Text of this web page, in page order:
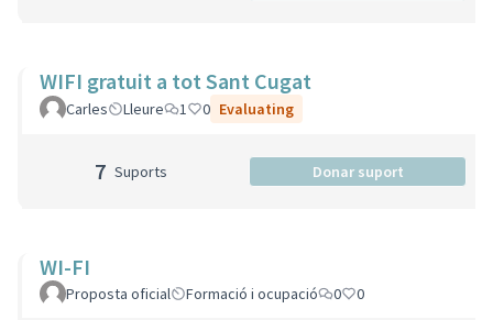
WIFI gratuit a tot Sant Cugat
Carles Lleure 1 0 Evaluating
7 Suports Donar suport
WI-FI
Proposta oficial Formació i ocupació 0 0